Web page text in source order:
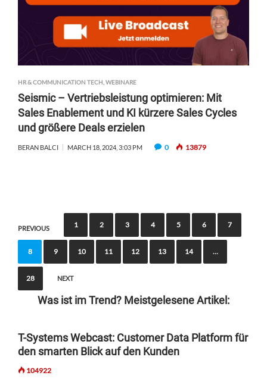
HR & COMMUNICATION TECH WEBINARE
Seismic – Vertriebsleistung optimieren: Mit
Sales Enablement und KI kürzere Sales Cycles
und größere Deals erzielen
BERAN BALCI MARCH 18, 2024, 3:03 PM 0 13879
P
o
s
a
v
i
PREVIOUS 1 2 3 4 5 6 7
8 9 10 11 12 13 14 …
28 NEXT
Was ist im Trend? Meistgelesene Artikel:
T-Systems Webcast: Customer Data Platform für
den smarten Blick auf den Kunden
104922